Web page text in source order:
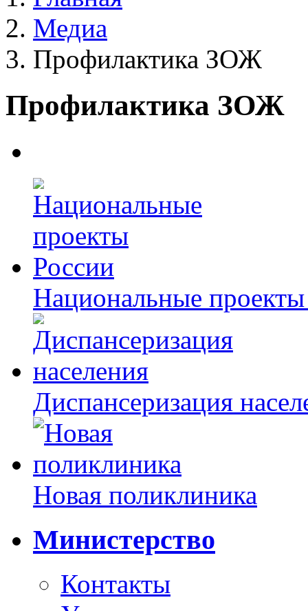
Медиа
Профилактика ЗОЖ
Профилактика ЗОЖ
Национальные
Диспансеризация
Новая поликлиника
Министерство
Контакты